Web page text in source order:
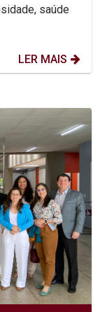
saúde
LER MAIS